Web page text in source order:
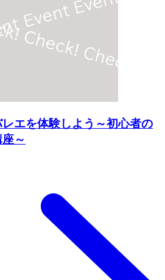
レエを体験しよう～初心者の
～